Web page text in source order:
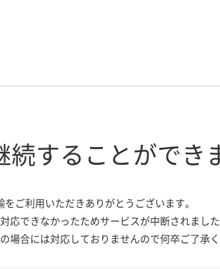
続する ことができ
をご利用いただきありがとうございます。
応できなかったためサービスが中断されました
場合には対応しておりませんので何卒ご了承く